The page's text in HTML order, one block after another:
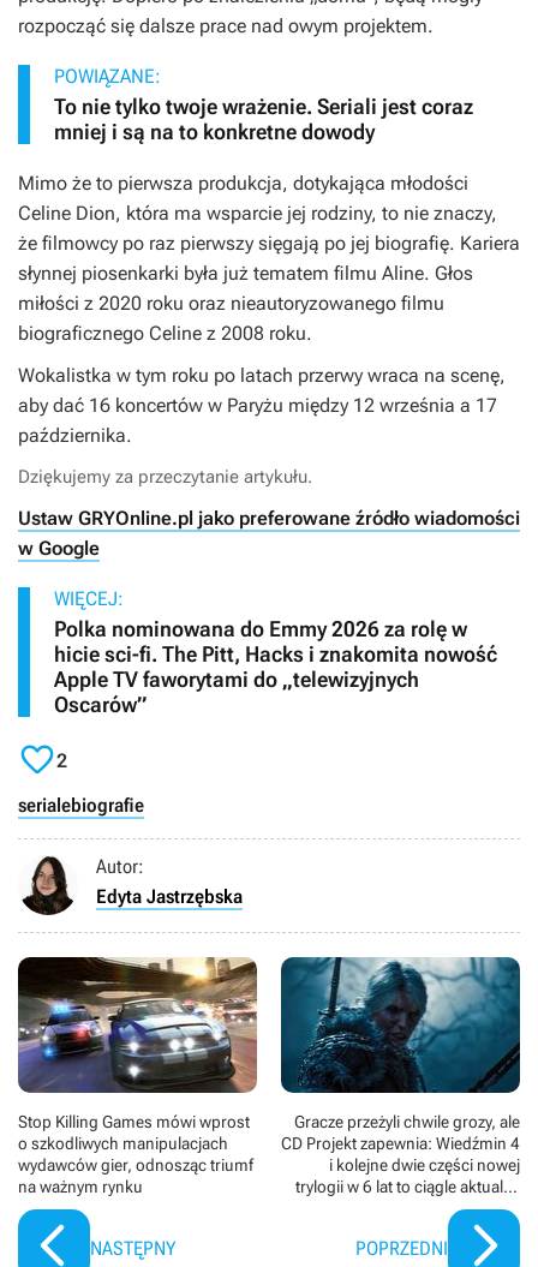
rozpocząć się dalsze prace nad owym projektem.
POWIĄZANE:
To nie tylko twoje wrażenie. Seriali jest coraz
mniej i są na to konkretne dowody
Mimo że to pierwsza produkcja, dotykająca młodości
Celine Dion, która ma wsparcie jej rodziny, to nie znaczy,
że filmowcy po raz pierwszy sięgają po jej biografię. Kariera
słynnej piosenkarki była już tematem filmu Aline. Głos
miłości z 2020 roku oraz nieautoryzowanego filmu
biograficznego Celine z 2008 roku.
Wokalistka w tym roku po latach przerwy wraca na scenę,
aby dać 16 koncertów w Paryżu między 12 września a 17
października.
Dziękujemy za przeczytanie artykułu.
Ustaw GRYOnline.pl jako preferowane źródło wiadomości
w Google
WIĘCEJ:
Polka nominowana do Emmy 2026 za rolę w
hicie sci-fi. The Pitt, Hacks i znakomita nowość
Apple TV faworytami do „telewizyjnych
Oscarów”
2
serialebiografie
Autor:
Edyta Jastrzębska
Stop Killing Games mówi wprost
o szkodliwych manipulacjach
wydawców gier, odnosząc triumf
na ważnym rynku
NASTĘPNY
Gracze przeżyli chwile grozy, ale
CD Projekt zapewnia: Wiedźmin 4
i kolejne dwie części nowej
trylogii w 6 lat to ciągle aktualny
plan
POPRZEDNI